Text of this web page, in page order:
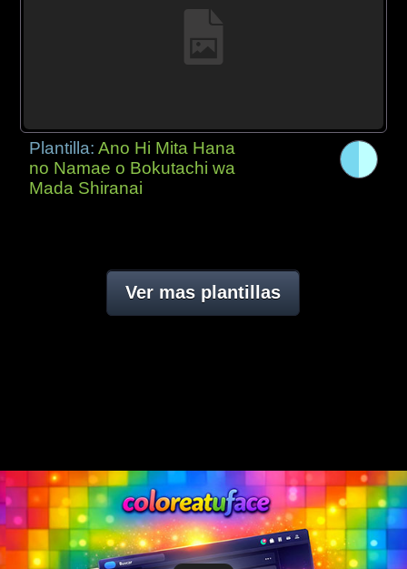
Plantilla:Ano Hi Mita Hana
no Namae o Bokutachi wa
Mada Shiranai
Ver mas plantillas